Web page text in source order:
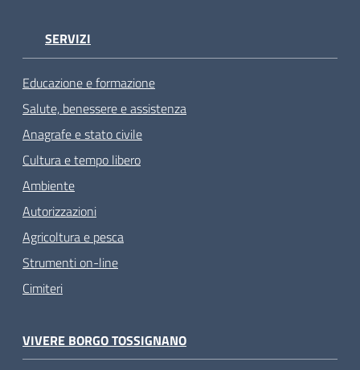
SERVIZI
Educazione e formazione
Salute, benessere e assistenza
Anagrafe e stato civile
Cultura e tempo libero
Ambiente
Autorizzazioni
Agricoltura e pesca
Strumenti on-line
Cimiteri
VIVERE BORGO TOSSIGNANO